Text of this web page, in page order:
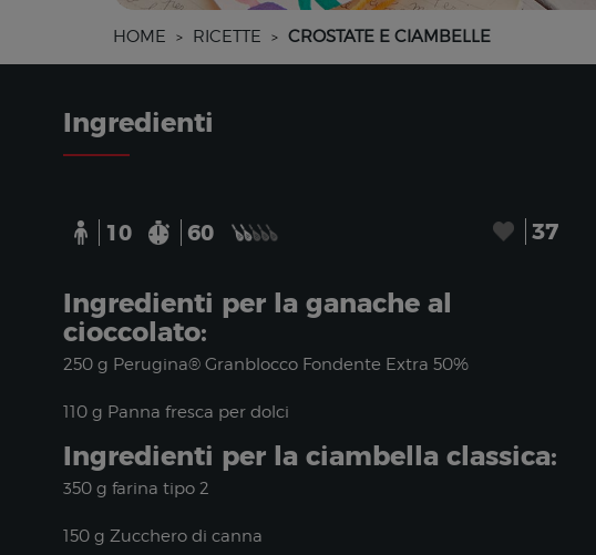
HOME > RICETTE > CROSTATE E CIAMBELLE
Ingredienti
10 60 37
Ingredienti per la ganache al
cioccolato:
250 g Perugina® Granblocco Fondente Extra 50%
110 g Panna fresca per dolci
Ingredienti per la ciambella classica:
350 g farina tipo 2
150 g Zucchero di canna